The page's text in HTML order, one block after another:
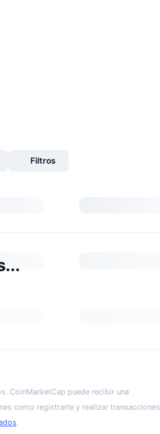
Filtros
CoinMarketCap puede recibir una
como registrarte y realizar transacciones
.